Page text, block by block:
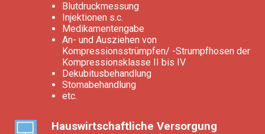
Blutdruckmessung
Injektionen s.c.
Medikamentengabe
An- und Ausziehen von
Kompressionsstrümpfen/ -Strumpfhosen der
Kompressionsklasse II bis IV
Dekubitusbehandlung
Stomabehandlung
etc.
Hauswirtschaftliche Versorgung